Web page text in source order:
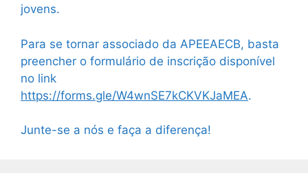
jovens.
Para se tornar associado da APEEAECB, basta
preencher o formulário de inscrição disponível
no link
https://forms.gle/W4wnSE7kCKVKJaMEA.
Junte-se a nós e faça a diferença!